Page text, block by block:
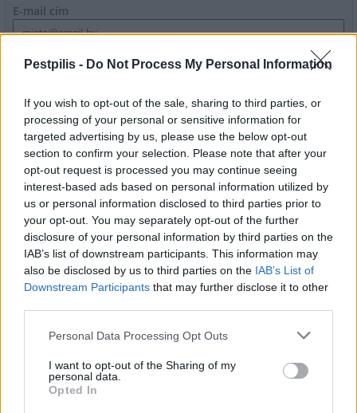
Pestpilis - Do Not Process My Personal Information
If you wish to opt-out of the sale, sharing to third parties, or
processing of your personal or sensitive information for
targeted advertising by us, please use the below opt-out
section to confirm your selection. Please note that after your
opt-out request is processed you may continue seeing
interest-based ads based on personal information utilized by
us or personal information disclosed to third parties prior to
your opt-out. You may separately opt-out of the further
disclosure of your personal information by third parties on the
IAB’s list of downstream participants. This information may
also be disclosed by us to third parties on the IAB’s List of
Downstream Participants that may further disclose it to other
Personal Data Processing Opt Outs
I want to opt-out of the Sharing of my
personal data.
Opted In
E-mail cím
Feliratkozom a hírlevélre és elfogadom azadatvédelmi
FELIRATKOZÁS
LEGFRISSEBB
Országos
Megérkezett az eső a Duna vízgyűjtőjére
Helyi
Amire többmillióan vártunk: szombattól
másodfokúra csökken a riasztás